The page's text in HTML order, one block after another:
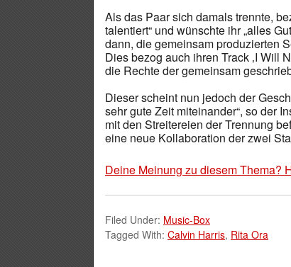
Als das Paar sich damals trennte,
talentiert“ und wünschte ihr „alles
dann, die gemeinsam produzierten
Dies bezog auch ihren Track ‚I Will
die Rechte der gemeinsam
Dieser scheint nun jedoch der
sehr gute Zeit miteinander“, so der
mit den Streitereien der Trennung
eine neue Kollaboration der zwei
Deine Meinung zu diesem Thema?
Filed Under: Music-Box
Tagged With: Calvin Harris, Rita Ora